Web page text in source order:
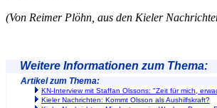
(Von Reimer Plöhn, aus den Kieler
Weitere Informationen zum Thema:
Artikel zum Thema:
KN-Interview mit Staffan Olssons: "Zeit für mich,
Kieler Nachrichten: Kommt Olsson als Aushilfskraft?